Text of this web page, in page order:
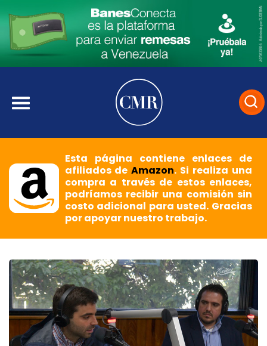
Esta página contiene enlaces de
afiliados deAmazon. Si realiza una
compra a través de estos enlaces,
podríamos recibir una comisión sin
costo adicional para usted. Gracias
por apoyar nuestro trabajo.